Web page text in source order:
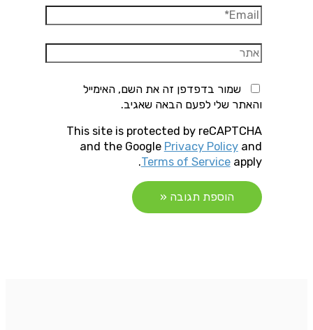
Email*
אתר
שמור בדפדפן זה את השם, האימייל
והאתר שלי לפעם הבאה שאגיב.
This site is protected by reCAPTCHA
and the Google Privacy Policyand
Terms of Serviceapply.